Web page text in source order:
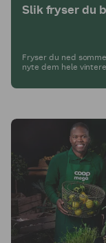
Slik fryser du
Fryser du ned
nyte dem hele
andre hagebær.